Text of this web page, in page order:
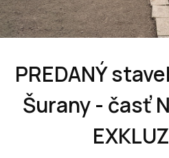
PREDANÝ
Šurany - časť